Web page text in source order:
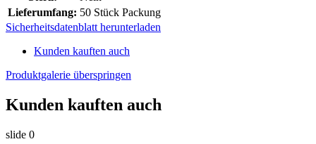
Lieferumfang: 50 Stück Packung
Sicherheitsdatenblatt herunterladen
Kunden kauften auch
Produktgalerie überspringen
Kunden kauften auch
slide 0